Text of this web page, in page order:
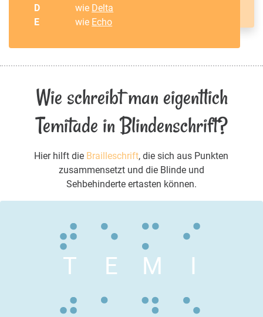
D
wie Delta
E
wie Echo
Wie schreibt man eigentlich
Temitade in Blindenschrift?
Hier hilft die Brailleschrift, die sich aus Punkten
zusammensetzt und die Blinde und
Sehbehinderte ertasten können.
T E M I